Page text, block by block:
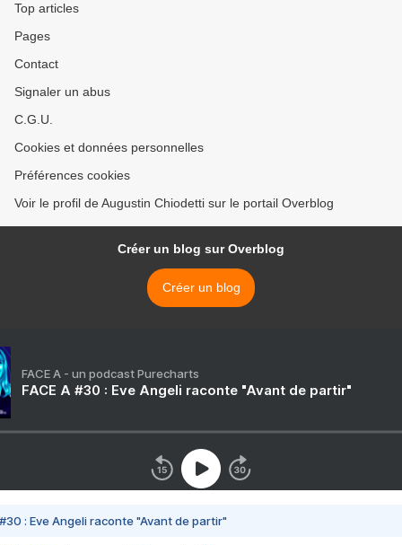
Top articles
Pages
Contact
Signaler un abus
C.G.U.
Cookies et données personnelles
Préférences cookies
Voir le profil de Augustin Chiodetti sur le portail Overblog
Créer un blog sur Overblog
Créer un blog
FACE A - un podcast Purecharts
FACE A #30 : Eve Angeli raconte "Avant de partir"
#30 : Eve Angeli raconte "Avant de partir"